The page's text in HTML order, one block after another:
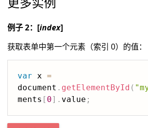
例子 2：[index]
获取表单中第一个元素（索引 0）的值：
var x =
document . getElementById (
ments [ 0] . value ;